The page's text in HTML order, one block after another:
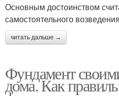
Основным достоинством
самостоятельного
читать дальше →
Фундамент
дома. Как